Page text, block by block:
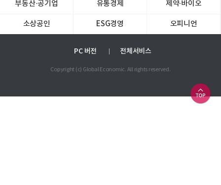
부동산·공기업 유통경제 제약∙바이오
소상공인 ESG경영 오피니언
PC 버전 전체서비스
Copyright (c) Global Economic. All rights reserved.